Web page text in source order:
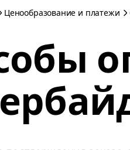
Ценообразование и платежи